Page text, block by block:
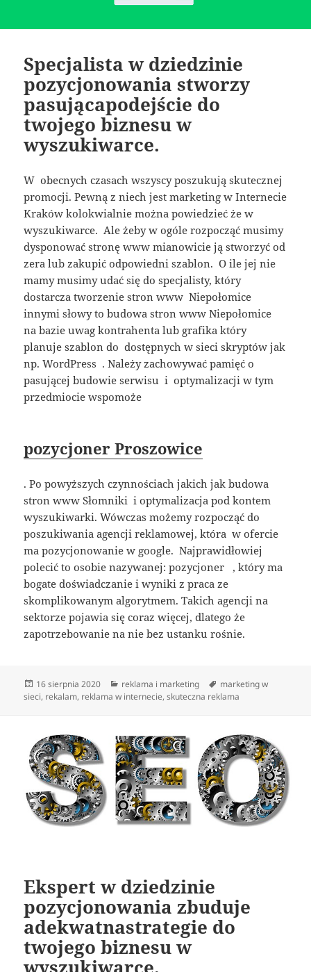
Specjalista w dziedzinie
pozycjonowania stworzy
pasującapodejście do
twojego biznesu w
wyszukiwarce.
W obecnych czasach wszyscy poszukują skutecznej
promocji. Pewną z niech jest marketing w Internecie
Kraków kolokwialnie można powiedzieć że w
wyszukiwarce. Ale żeby w ogóle rozpocząć musimy
dysponować stronę www mianowicie ją stworzyć od
zera lub zakupić odpowiedni szablon. O ile jej nie
mamy musimy udać się do specjalisty, który
dostarcza tworzenie stron www Niepołomice
innymi słowy to budowa stron www Niepołomice
na bazie uwag kontrahenta lub grafika który
planuje szablon do dostępnych w sieci skryptów jak
np. WordPress . Należy zachowywać pamięć o
pasującej budowie serwisu i optymalizacji w tym
przedmiocie wspomoże
pozycjoner Proszowice
. Po powyższych czynnościach jakich jak budowa
stron www Słomniki i optymalizacja pod kontem
wyszukiwarki. Wówczas możemy rozpocząć do
poszukiwania agencji reklamowej, która w ofercie
ma pozycjonowanie w google. Najprawidłowiej
polecić to osobie nazywanej: pozycjoner , który ma
bogate doświadczanie i wyniki z praca ze
skomplikowanym algorytmem. Takich agencji na
sektorze pojawia się coraz więcej, dlatego że
zapotrzebowanie na nie bez ustanku rośnie.
Data
publikacji
16 sierpnia 2020 Kategorie
reklama i marketing Tagi
marketing w
sieci, rekalam, reklama w internecie,skuteczna reklama
Ekspert w dziedzinie
pozycjonowania zbuduje
adekwatnastrategie do
twojego biznesu w